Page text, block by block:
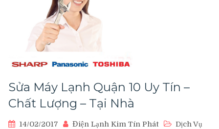
Sửa Máy Lạnh Quận 10 Uy Tín –
Chất Lượng – Tại Nhà
14/02/2017 Điện Lạnh Kim Tín Phát
Dịch Vụ